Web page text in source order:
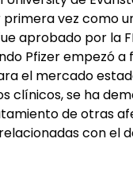
vez como
aprobado por la
Pfizer empezó
el mercado
clínicos, se ha
de otras
con el